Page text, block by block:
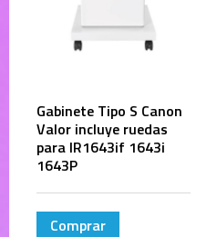
Gabinete Tipo S Canon
Valor incluye ruedas
para IR1643if 1643i
1643P
Comprar